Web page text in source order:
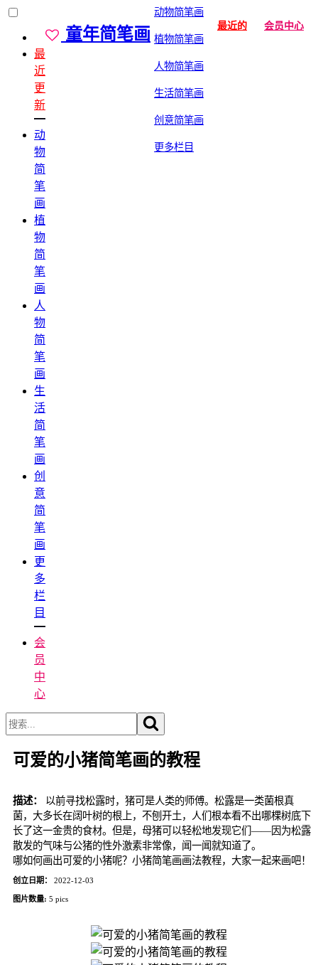
最
近
更
新
动
物
简
笔
画
植
物
简
笔
画
人
物
简
笔
画
生
活
简
笔
画
创
意
简
笔
画
更
多
栏
目
会
员
中
心
童年简笔画
动物简笔画
植物简笔画
人物简笔画
生活简笔画
创意简笔画
更多栏目
最近的 会员中心
可爱的小猪简笔画的教程
描述：
以前寻找松露时，猪可是人类的师傅。松露是一类菌根真
菌，大多长在阔叶树的根上，不刨开土，人们根本看不出哪棵树底下
长了这一金贵的食材。但是，母猪可以轻松地发现它们——因为松露
散发的气味与公猪的性外激素非常像，闻一闻就知道了。
哪如何画出可爱的小猪呢？小猪简笔画画法教程，大家一起来画吧！
创立日期： 2022-12-03
图片数量: 5 pics